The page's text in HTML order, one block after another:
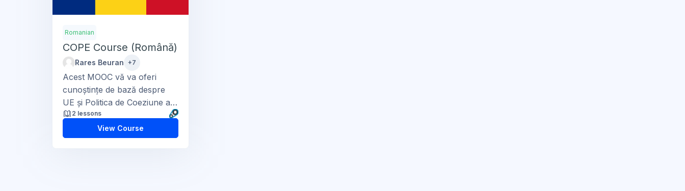
Romanian
COPE Course (Română)
Rares Beuran +7
Acest MOOC vă va oferi
cunoștințe de bază despre
UE și Politica de Coeziune a
UE...2 lessons
View Course